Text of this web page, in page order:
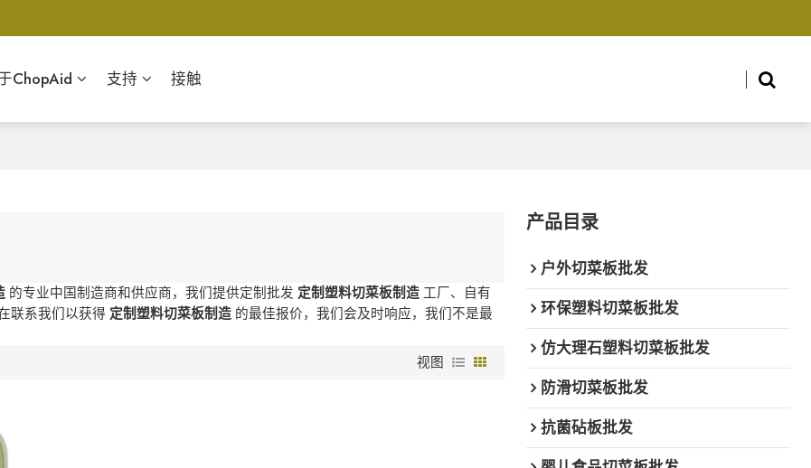
ChopAid 支持 接触
的专业中国制造商和供应商，我们提供定制批发 定制塑料切菜板制造工厂、自有
联系我们以获得 定制塑料切菜板制造 的最佳报价，我们会及时响应，我们不是最
视图
产品目录
户外切菜板批发
环保塑料切菜板批发
仿大理石塑料切菜板批发
防滑切菜板批发
抗菌砧板批发